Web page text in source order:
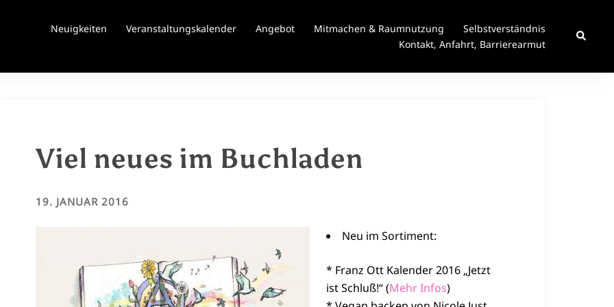
Neuigkeiten Veranstaltungskalender Angebot Mitmachen & Raumnutzung
Selbstverständnis
Kontakt, Anfahrt, Barrierearmut
Suche
Viel neues im Buchladen
19. JANUAR 2016
Neu im Sortiment:
* Franz Ott Kalender 2016 „Jetzt
ist Schluß!“ (Mehr Infos)